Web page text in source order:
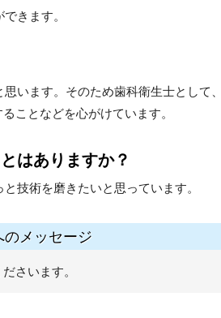
きます。
います。そのため歯科衛生士として
ことなどを心がけています。
はありますか？
技術を磨きたいと思っています。
メッセージ
さいます。